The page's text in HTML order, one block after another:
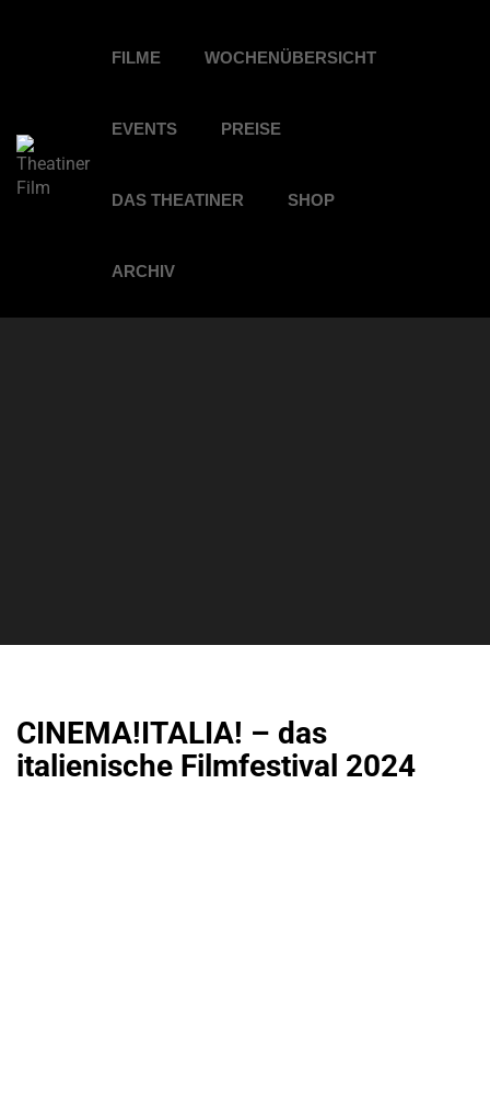
FILME WOCHENÜBERSICHT
EVENTS PREISE
DAS THEATINER SHOP
ARCHIV
CINEMA!ITALIA! – das
italienische Filmfestival 2024